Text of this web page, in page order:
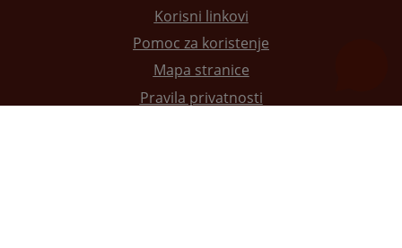
Korisni linkovi
Pomoc za koristenje
Mapa stranice
Pravila privatnosti